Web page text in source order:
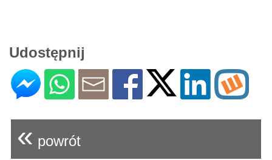
Udostępnij
« powrót